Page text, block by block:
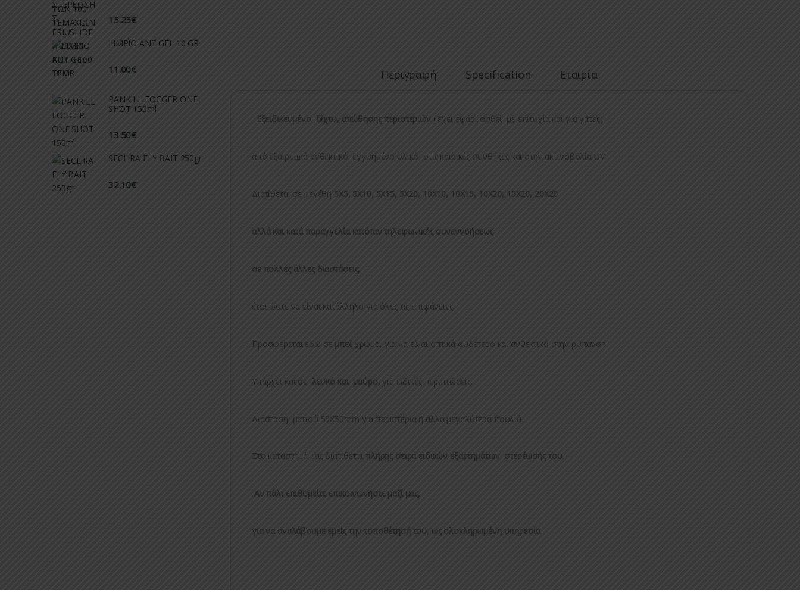
Περιγραφή Specification Εταιρία
Εξειδικευμένο δίχτυ, απώθησηςπεριστεριών ( έχει εφαρμοσθεί με επιτυχία και για γάτες)
από εξαιρετικά ανθεκτικό, εγγυημένο υλικό στις καιρικές συνθήκες και στην ακτινοβολία UV.
Διατίθεται σε μεγέθη 5Χ5, 5Χ10, 5Χ15, 5Χ20, 10Χ10, 10Χ15, 10Χ20, 15Χ20, 20Χ20
αλλά και κατά παραγγελία κατόπιν τηλεφωνικής συνεννοήσεως
σε πολλές άλλες διαστάσεις,
έτσι ώστε να είναι κατάλληλο για όλες τις επιφάνειες.
Προσφέρεται εδώ σε μπεζ χρώμα, για να είναι οπτικά ουδέτερο και ανθεκτικό στην ρύπανση.
Υπάρχει και σε λευκό και μαύρο, για ειδικές περιπτώσεις.
Διάσταση ματιού 50Χ50mm για περιστέρια ή άλλα μεγαλύτερα πουλιά.
Στο καταστημά μας διατίθεται πλήρης σειρά ειδικών εξαρτημάτων στερέωσής του.
Αν πάλι επιθυμείτε επικοινωνήστε μαζί μας,
για να αναλάβουμε εμείς την τοποθέτησή του, ως ολοκληρωμένη υπηρεσία.
15.25€
LIMPIO ANT GEL 10 GR
11.00€
PANKILL FOGGER ONE
SHOT 150ml
13.50€
SECLIRA FLY BAIT 250gr
32.10€